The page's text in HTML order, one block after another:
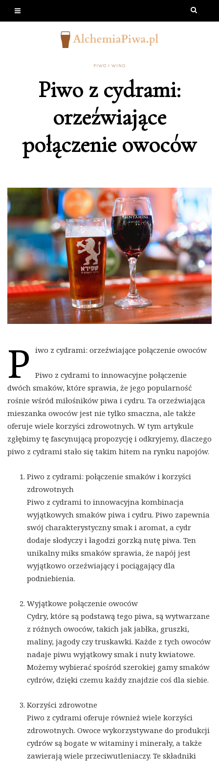
PIWO I WINO
Piwo z cydrami:
orzeźwiające
połączenie owoców
P iwo z cydrami: orzeźwiające połączenie owoców
Piwo z cydrami to innowacyjne połączenie
dwóch smaków, które sprawia, że ​​jego popularność
rośnie wśród miłośników piwa i cydru. Ta orzeźwiająca
mieszanka owoców jest nie tylko smaczna, ale także
oferuje wiele korzyści zdrowotnych. W tym artykule
zgłębimy tę fascynującą propozycję i odkryjemy, dlaczego
piwo z cydrami stało się takim hitem na rynku napojów.
Piwo z cydrami: połączenie smaków i korzyści
zdrowotnych
Piwo z cydrami to innowacyjna kombinacja
wyjątkowych smaków piwa i cydru. Piwo zapewnia
swój charakterystyczny smak i aromat, a cydr
dodaje słodyczy i łagodzi gorzką nutę piwa. Ten
unikalny miks smaków sprawia, że ​​napój jest
wyjątkowo orzeźwiający i pociągający dla
podniebienia.
Wyjątkowe połączenie owoców
Cydry, które są podstawą tego piwa, są wytwarzane
z różnych owoców, takich jak jabłka, gruszki,
maliny, jagody czy truskawki. Każde z tych owoców
nadaje piwu wyjątkowy smak i nuty kwiatowe.
Możemy wybierać spośród szerokiej gamy smaków
cydrów, dzięki czemu każdy znajdzie coś dla siebie.
Korzyści zdrowotne
Piwo z cydrami oferuje również wiele korzyści
zdrowotnych. Owoce wykorzystywane do produkcji
cydrów są bogate w witaminy i minerały, a także
zawierają wiele przeciwutleniaczy. Te składniki